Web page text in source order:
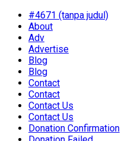
#4671 (tanpa judul)
About
Adv
Advertise
Blog
Blog
Contact
Contact
Contact Us
Contact Us
Donation Confirmation